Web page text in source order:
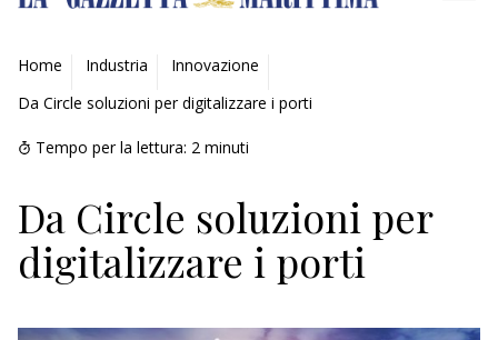
AMBIENTE
MOBILITÀ
INDUSTRIA
RICERCA
ECONOMIA
TURISMO
Home Industria
Innovazione
Da Circle soluzioni per digitalizzare i porti
Tempo per la lettura: 2 minuti
Da Circle soluzioni per
digitalizzare i porti